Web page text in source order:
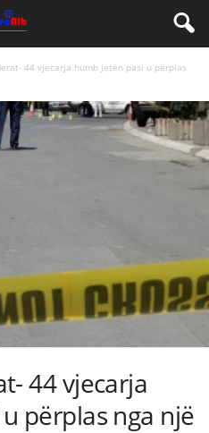
44 vjecarja humb jetën pasi u përplas
44 vjecarja
përplas nga një